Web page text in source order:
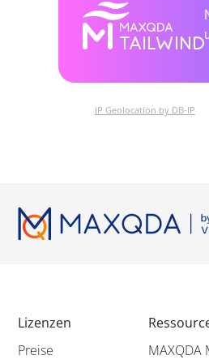
IP Geolocation by DB-IP
Lizenzen
Preise
MAXQDA